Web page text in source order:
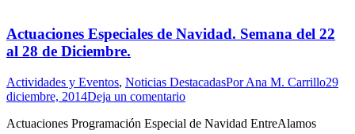
Actuaciones Especiales de Navidad. Semana del 22
al 28 de Diciembre.
Actividades y Eventos, Noticias DestacadasPorAna M. Carrillo29
diciembre, 2014Deja un comentario
Actuaciones Programación Especial de Navidad EntreAlamos